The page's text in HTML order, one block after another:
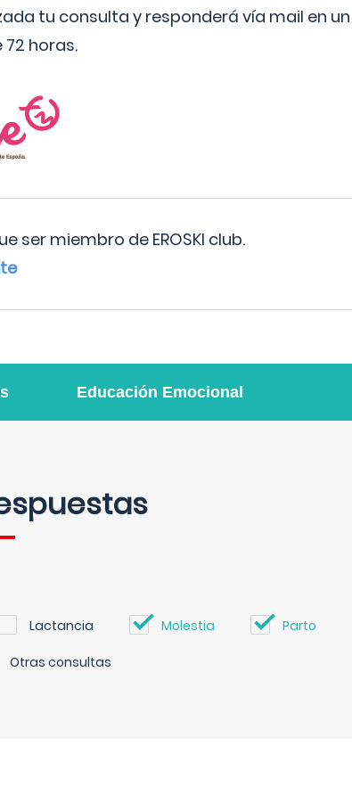
tu consulta y responderá vía mail en un
horas.
ser miembro de EROSKI club.
Educación Emocional
Lactancia Molestia Parto
Otras consultas